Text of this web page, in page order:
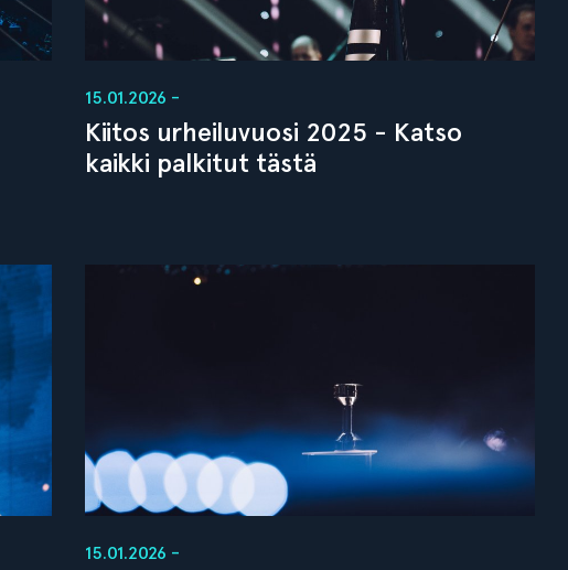
15.01.2026 -
Kiitos urheiluvuosi 2025 - Katso
kaikki palkitut tästä
15.01.2026 -